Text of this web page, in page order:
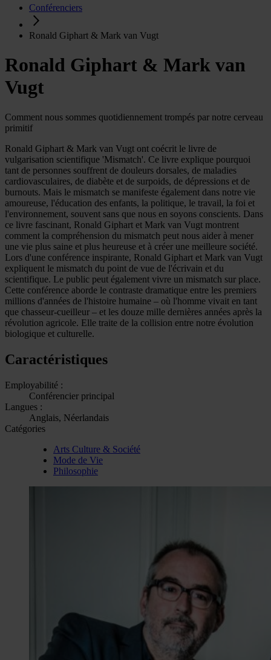
Conférenciers
Ronald Giphart & Mark van Vugt
Ronald Giphart & Mark van
Vugt
Comment nous sommes quotidiennement trompés par notre cerveau
primitif
Ronald Giphart & Mark van Vugt ont coécrit le livre de
vulgarisation scientifique 'Mismatch'. Ce livre explique pourquoi
tant de personnes souffrent de douleurs dorsales, de maladies
cardiovasculaires, de diabète et de surpoids, de dépressions et de
burnouts. Mais le mismatch se manifeste également dans notre vie
amoureuse, l'éducation des enfants, la politique, le travail, la foi et
l'environnement, souvent sans que nous en soyons conscients. Dans
ce livre fascinant, Ronald Giphart et Mark van Vugt montrent
comment la compréhension du mismatch peut nous aider à mener
une vie plus saine et plus heureuse et à créer une meilleure société.
Lors d'une conférence inspirante, Ronald Giphart et Mark van Vugt
expliquent le mismatch du point de vue de l'écrivain et du
scientifique. Le public peut également vivre un mismatch sur place.
Cette conférence aborde le contraste dramatique entre les premiers
millions d'années de l'histoire humaine – où l'homme vivait en tant
que chasseur-cueilleur – et les douze mille dernières années après la
révolution agricole. Elle traite de la collision entre notre évolution
biologique et culturelle.
Caractéristiques
Employabilité :
Conférencier principal
Langues :
Anglais, Néerlandais
Catégories
Arts Culture & Société
Mode de Vie
Philosophie